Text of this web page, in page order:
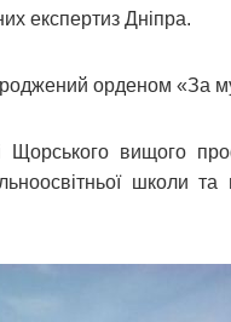
експертиз Дніпра.
орденом «За
вищого
школи